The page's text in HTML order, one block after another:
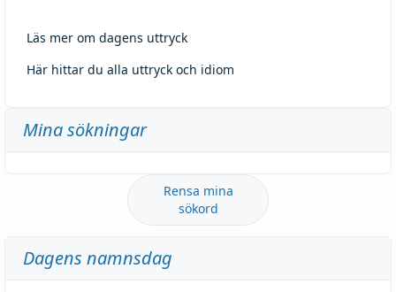
Läs mer om dagens uttryck
Här hittar du alla uttryck och idiom
Mina sökningar
Rensa mina
sökord
Dagens namnsdag